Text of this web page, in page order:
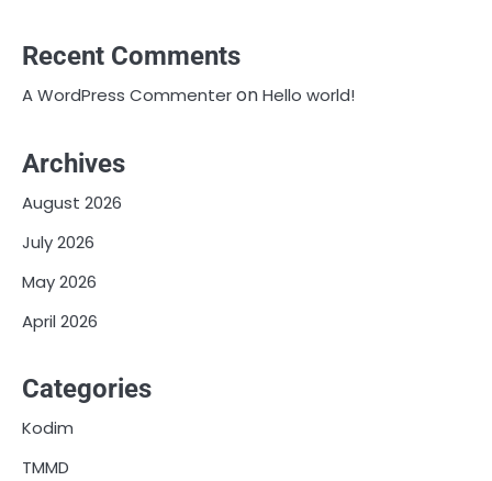
Recent Comments
A WordPress CommenteronHello world!
Archives
August 2026
July 2026
May 2026
April 2026
Categories
Kodim
TMMD